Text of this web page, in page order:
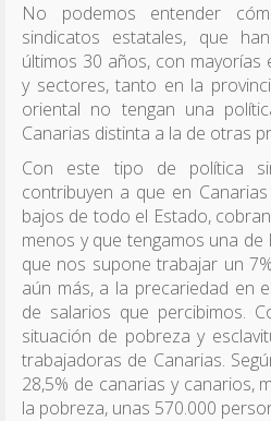
No podemos entender
sindicatos estatales, que
últimos 30 años, con
y sectores, tanto en la
oriental no tengan una
Canarias distinta a la de otras
Con este tipo de política
contribuyen a que en
bajos de todo el Estado,
menos y que tengamos una
que nos supone trabajar un
aún más, a la precariedad en
de salarios que percibimos.
situación de pobreza y
trabajadoras de Canarias.
28,5% de canarias y canarios,
la pobreza, unas 570.000